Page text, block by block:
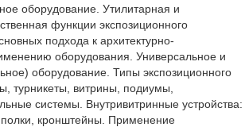
оборудование. Утилитарная и
функции экспозиционного
подхода к архитектурно-
оборудования. Универсальное и
оборудование. Типы экспозиционного
турникеты, витрины, подиумы,
системы. Внутривитринные устройства:
кронштейны. Применение